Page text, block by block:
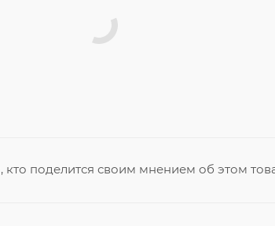
поделится своим мнением об этом